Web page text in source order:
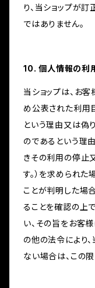
り、当ショップが
ではありません。
10. 個人情報の利
当ショップは、お
め公表された利用
という理由又は偽
のであるという理
きその利用の停止
す。）を求められ
ことが判明した場
ることを確認の上
い、その旨をお客
の他の法令により
ない場合は、この